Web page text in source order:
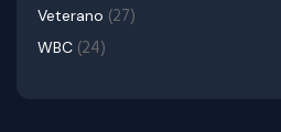
Veterano (27)
WBC (24)